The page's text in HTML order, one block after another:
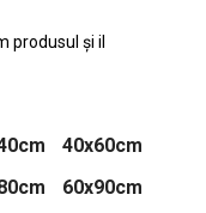
produsul și il
40x60cm
60x90cm